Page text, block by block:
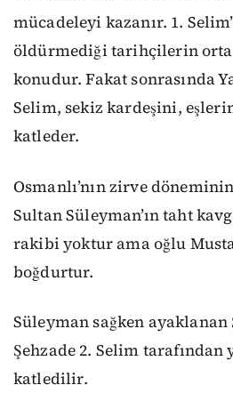
mücadeleyi kazanır. 1.
öldürmediği tarihçilerin
konudur. Fakat sonrasında
Selim, sekiz kardeşini,
katleder.
Osmanlı’nın zirve
Sultan Süleyman’ın taht
rakibi yoktur ama oğlu
boğdurtur.
Süleyman sağken ayaklanan
Şehzade 2. Selim
katledilir.